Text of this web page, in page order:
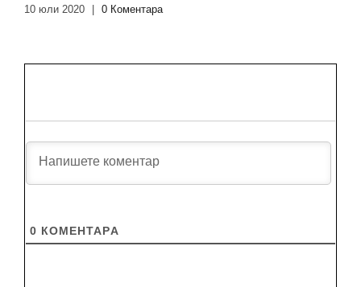
10 юли 2020 0 Коментара
0 КОМЕНТАРA